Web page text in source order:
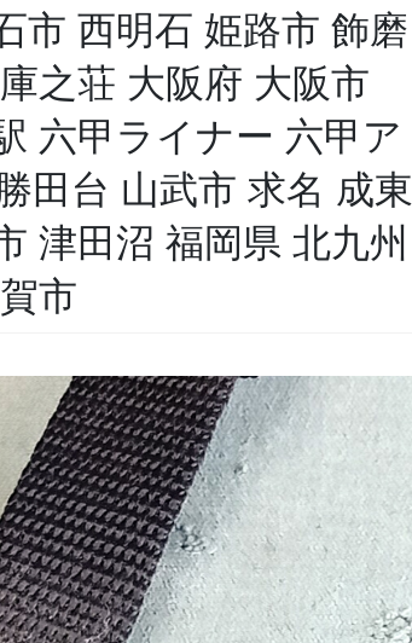
市 西明石 姫路市 飾磨
之荘 大阪府 大阪市
六甲ライナー 六甲ア
田台 山武市 求名 成東
津田沼 福岡県 北九州
市